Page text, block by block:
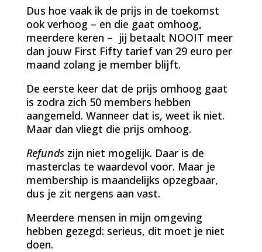
Dus hoe vaak ik de prijs in de toekomst
ook verhoog – en die gaat omhoog,
meerdere keren – jij betaalt NOOIT meer
dan jouw First Fifty tarief van 29 euro per
maand zolang je member blijft.
De eerste keer dat de prijs omhoog gaat
is zodra zich 50 members hebben
aangemeld. Wanneer dat is, weet ik niet.
Maar dan vliegt die prijs omhoog.
Refundszijn niet mogelijk. Daar is de
masterclas te waardevol voor. Maar je
membership is maandelijks opzegbaar,
dus je zit nergens aan vast.
Meerdere mensen in mijn omgeving
hebben gezegd: serieus, dit moet je niet
doen.